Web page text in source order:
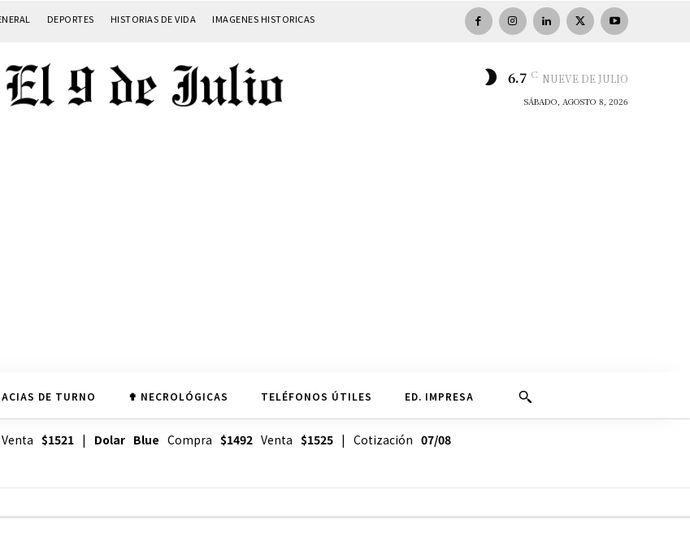
DEPORTES HISTORIAS DE VIDA IMAGENES HISTORICAS
6.7 C NUEVE DE JULIO
SÁBADO, AGOSTO 8, 2026
DE TURNO ✟ NECROLÓGICAS TELÉFONOS ÚTILES ED. IMPRESA
$1521| Dolar Blue Compra $1492Venta $1525| Cotización 07/08